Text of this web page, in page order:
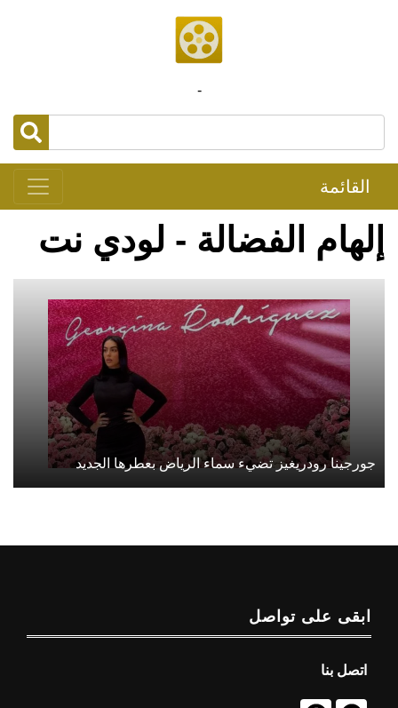
-
القائمة
إلهام الفضالة - لودي نت
جورجينا رودريغيز تضيء سماء الرياض بعطرها الجديد
ابقى على تواصل
اتصل بنا